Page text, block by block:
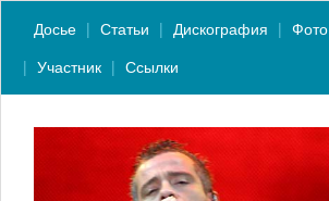
Досье Статьи Дискография Фото
Участник
Ссылки